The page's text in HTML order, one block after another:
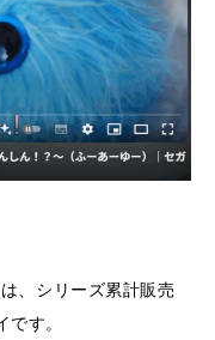
、シリーズ累計販売
す。